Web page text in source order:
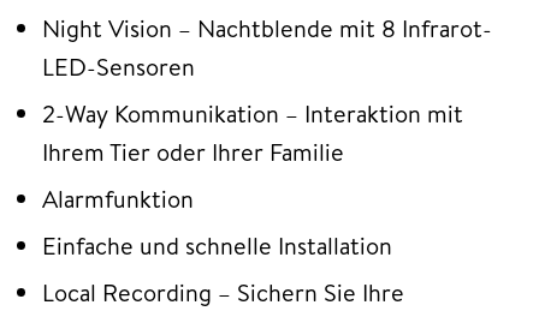
Night Vision – Nachtblende mit 8 Infrarot-
LED-Sensoren
2-Way Kommunikation – Interaktion mit
Ihrem Tier oder Ihrer Familie
Alarmfunktion
Einfache und schnelle Installation
Local Recording – Sichern Sie Ihre